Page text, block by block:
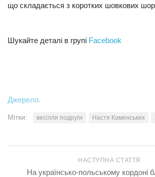
Культура
#Війна
що складається з коротких шовкових
Шукайте деталі в групі Facebook
Джерело.
Мітки: весілля подруги Настя Каменських
НАСТУПНА СТАТТЯ
На українсько-польському кордоні